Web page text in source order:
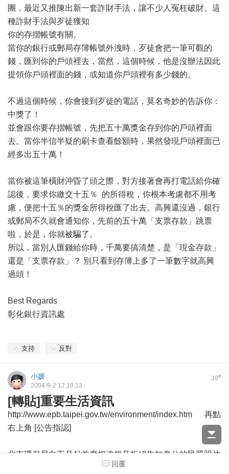
團，最近又推陳出新一套詐財手法，讓不少人冤枉破財。這
種詐財手法與歹徒獲知
你的存摺帳號有關。
當你的銀行或郵局存簿帳號外洩時，歹徒會把一筆可觀的
錢，匯到你的戶頭裡去，當然，這個時候，他是沒辦法因此
提領你戶頭裡面的錢，或知道你戶頭裡有多少錢的。
不過這個時候，你會接到歹徒的電話，莫名奇妙的告訴你：
中獎了！
並會跟你要存摺帳號，先把五十萬獎金存到你的戶頭裡面
去。當你半信半疑的刷卡查看餘額時，果然發現戶頭裡面已
經多出五十萬！
當你被這筆橫財沖昏了頭之際，對方接著會再打電話給你確
認後，要求你繳交十五％ 的所得稅，你根本考慮都不用考
慮，便把十五％的獎金所得稅匯了出去。高興還沒過，銀行
或郵局不久就會通知你，先前的五十萬「支票存款」跳票
啦，於是，你就被騙了。
所以，當別人匯錢給你時，千萬要搞清楚，是「現金存款」
還是「支票存款」？ 別只看到存簿上多了一筆數字就高興
過頭！
Best Regards
彰化銀行資訊處
支持 反對
39#
小媛
2004-9-2 12:19:13
[轉貼]重要生活資訊
http://www.epb.taipei.gov.tw/environment/index.htm 再點
右上角 [公告指認]
北市環保局自五月起首度把違規又拒絕告知身分的民眾照片
刊載於環保局網站上，截至目前為止，已有六名同是因亂丟
回覆